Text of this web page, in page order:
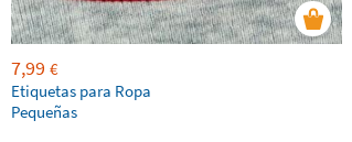
7,99 €
Etiquetas para Ropa
Pequeñas